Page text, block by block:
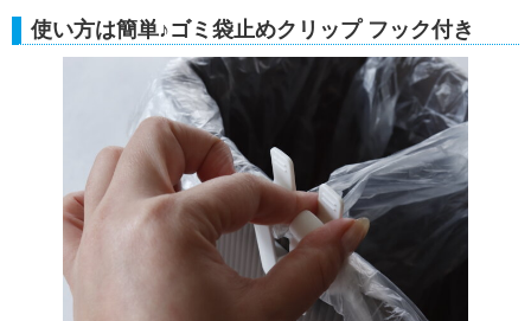
使い方は簡単♪ゴミ袋止めクリップ フック付き